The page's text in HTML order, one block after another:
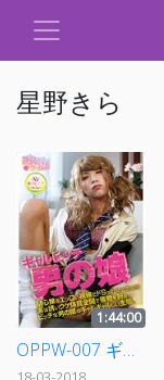
星野きら
1:44:00
OPPW-007 ギャルビッチ男の娘 星野きら DEBUT！